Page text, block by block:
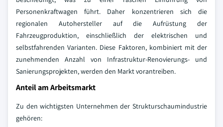
Personenkraftwagen führt. Daher konzentrieren sich die
regionalen Autohersteller auf die Aufrüstung der
Fahrzeugproduktion, einschließlich der elektrischen und
selbstfahrenden Varianten. Diese Faktoren, kombiniert mit der
zunehmenden Anzahl von Infrastruktur-Renovierungs- und
Sanierungsprojekten, werden den Markt vorantreiben.
Anteil am Arbeitsmarkt
Zu den wichtigsten Unternehmen der Strukturschaumindustrie
gehören: